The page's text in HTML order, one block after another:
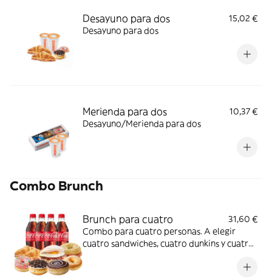
Desayuno para dos
15,02 €
Desayuno para dos
Merienda para dos
10,37 €
Desayuno/Merienda para dos
Combo Brunch
Brunch para cuatro
31,60 €
Combo para cuatro personas. A elegir
cuatro sandwiches, cuatro dunkins y cuatro